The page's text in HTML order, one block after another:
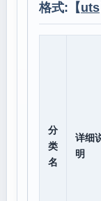
格式:【uts
分
类
名
详细
明